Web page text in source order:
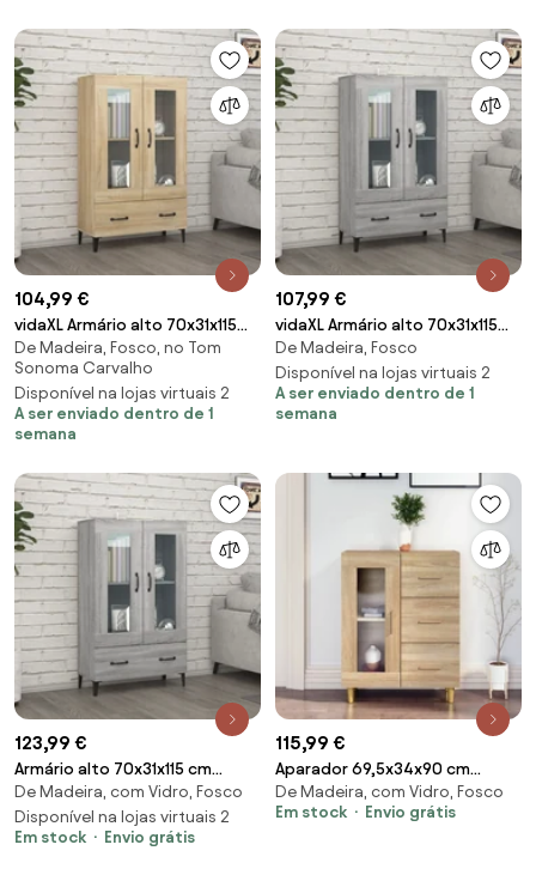
104,99 €
vidaXL Armário alto 70x31x115
cm madeira processada
carvalho sonoma
De Madeira, Fosco, no Tom
Sonoma Carvalho
Disponível na lojas virtuais 2
A ser enviado dentro de 1
semana
107,99 €
vidaXL Armário alto 70x31x115
cm madeira processada
cinzento sonoma
De Madeira, Fosco
Disponível na lojas virtuais 2
A ser enviado dentro de 1
semana
123,99 €
Armário alto 70x31x115 cm
madeira processada cinzento
sonoma
De Madeira, com Vidro, Fosco
Disponível na lojas virtuais 2
Em stock
Envio grátis
115,99 €
Aparador 69,5x34x90 cm
derivados de madeira carvalho
sonoma
De Madeira, com Vidro, Fosco
Em stock
Envio grátis